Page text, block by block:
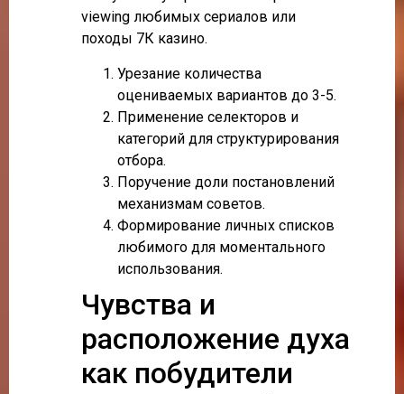
viewing любимых сериалов или
походы 7К казино.
Урезание количества
оцениваемых вариантов до 3-5.
Применение селекторов и
категорий для структурирования
отбора.
Поручение доли постановлений
механизмам советов.
Формирование личных списков
любимого для моментального
использования.
Чувства и
расположение духа
как побудители